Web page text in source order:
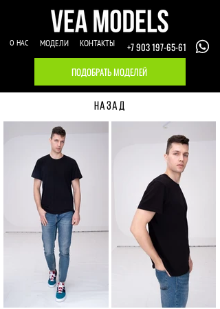
О НАС МОДЕЛИ КОНТАКТЫ
+7 903 197-65-61
ПОДОБРАТЬ МОДЕЛЕЙ
НАЗАД